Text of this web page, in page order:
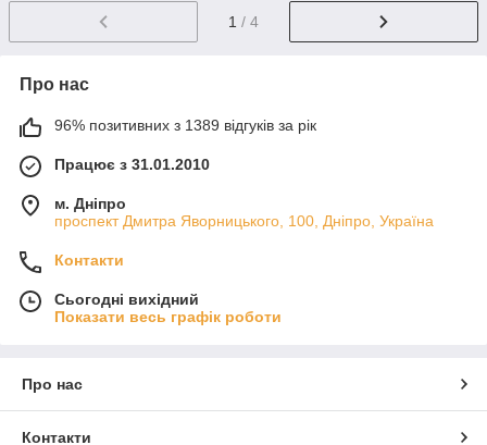
1 / 4
Про нас
96% позитивних з 1389 відгуків за рік
Працює з 31.01.2010
м. Дніпро
проспект Дмитра Яворницького, 100, Дніпро, Україна
Контакти
Сьогодні вихідний
Показати весь графік роботи
Про нас
Контакти